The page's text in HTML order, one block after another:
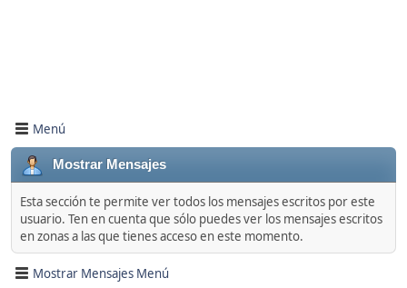
Menú
Mostrar Mensajes
Esta sección te permite ver todos los mensajes escritos por este
usuario. Ten en cuenta que sólo puedes ver los mensajes escritos
en zonas a las que tienes acceso en este momento.
Mostrar Mensajes Menú